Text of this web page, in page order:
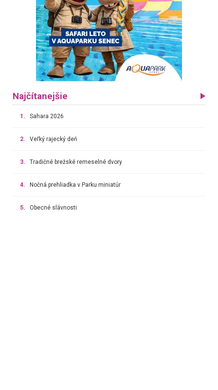
Najčítanejšie
1. Sahara 2026
2. Veľký rajecký deň
3. Tradičné brežské remeselné dvory
4. Nočná prehliadka v Parku miniatúr
5. Obecné slávnosti